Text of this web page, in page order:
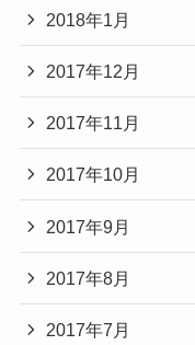
2018年1月
2017年12月
2017年11月
2017年10月
2017年9月
2017年8月
2017年7月